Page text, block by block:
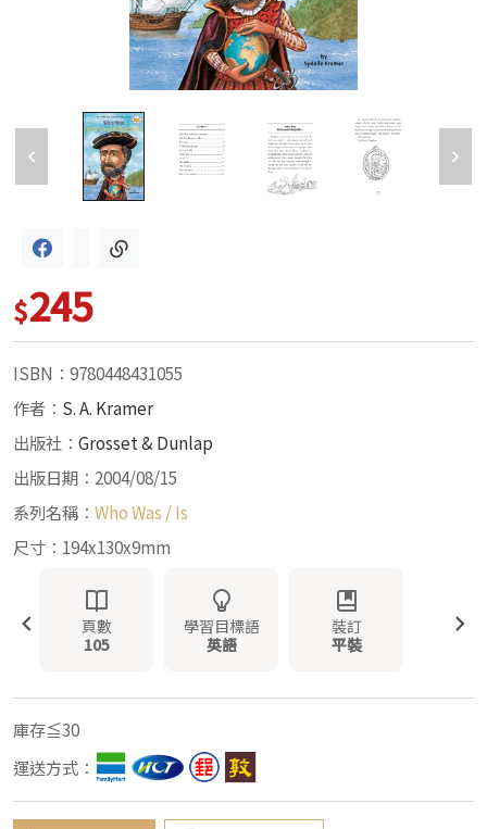
$245
ISBN：9780448431055
作者： S. A. Kramer
出版社： Grosset & Dunlap
出版日期：2004/08/15
系列名稱： Who Was / Is
尺寸：194x130x9mm
頁數
105
學習目標語
英語
裝訂
平裝
庫存≦30
運送方式：